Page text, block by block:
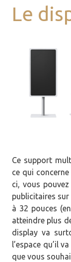
Le
Ce support
ce qui concerne
ci, vous
publicitaires sur
à 32 pouces
atteindre plus
display va
l’espace qu’il
que vous